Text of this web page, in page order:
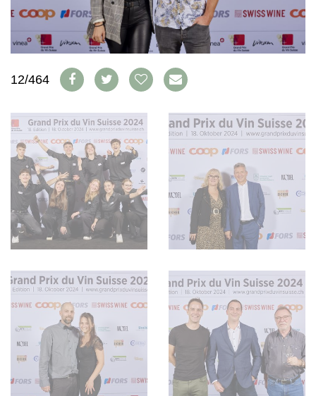
ABO
AUSGABE
ARCHIV
VORTEILSWELT
BÜCHER
WEINSZENE
VINOPHILES
ANMELDEN
AWARDS
GEWINNSPIELE
VORTEILSWELT
TRINKREIFETABELLE
ABO
WEINSUCHE
NEWSLETTER
WINE TRADE CLUB
REDAKTION
JOBS
WERBUNG
IMPRESSUM
AGB & DATENSCHUTZ
12/464